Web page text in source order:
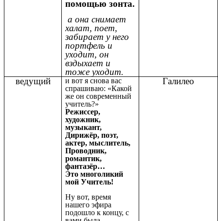
помощью зонта.
а она снимает
халат, поет,
забирает у него
портфель и
уходит, он
вздыхает и
тоже уходит.
ведущий
и вот я снова вас
спрашиваю: «Какой
же он современный
учитель?»
Режиссер,
художник,
музыкант,
Дирижёр, поэт,
актер, мыслитель,
Проводник,
романтик,
фантазёр…
Это многоликий
мой Учитель!
Ну вот, время
нашего эфира
подошло к концу, с
Галилео